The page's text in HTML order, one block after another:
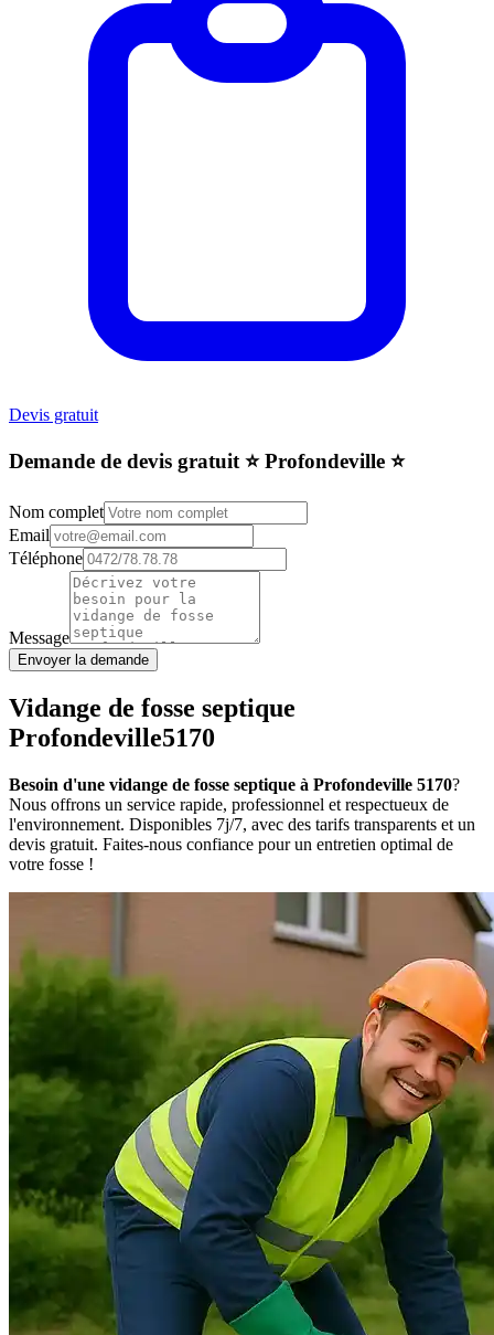
Devis gratuit
Demande de devis gratuit ⭐️ Profondeville ⭐️
Nom complet
Email
Téléphone
Message
Envoyer la demande
Vidange de fosse septique
Profondeville5170
Besoin d'une vidange de fosse septique à Profondeville 5170?
Nous offrons un service rapide, professionnel et respectueux de
l'environnement. Disponibles 7j/7, avec des tarifs transparents et un
devis gratuit. Faites-nous confiance pour un entretien optimal de
votre fosse !